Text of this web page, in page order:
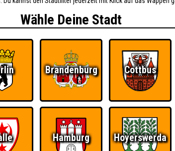
Wähle Deine Stadt
Brandenburg Cottbus
Hamburg Hoyerswerda